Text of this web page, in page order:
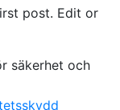
post. Edit or
säkerhet och